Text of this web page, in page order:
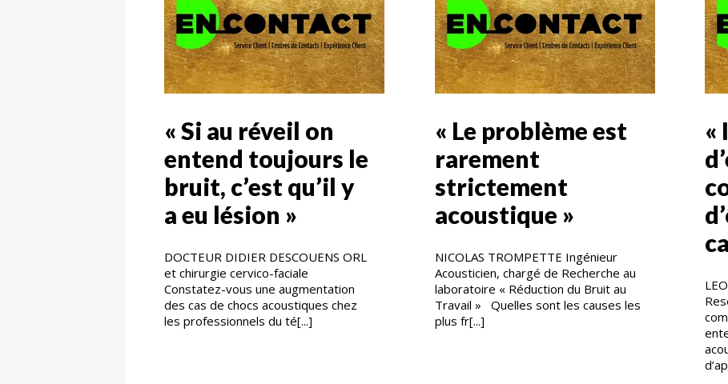
« Si au réveil on
entend toujours le
bruit, c’est qu’il y
a eu lésion »
DOCTEUR DIDIER DESCOUENS ORL
et chirurgie cervico-faciale
Constatez-vous une augmentation
des cas de chocs acoustiques chez
les professionnels du té[...]
« Le problème est
rarement
strictement
acoustique »
NICOLAS TROMPETTE Ingénieur
Acousticien, chargé de Recherche au
laboratoire « Réduction du Bruit au
Travail » Quelles sont les causes les
plus fr[...]
«